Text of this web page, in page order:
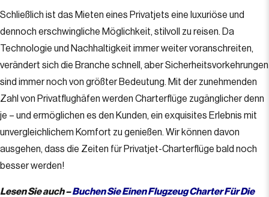
Schließlich ist das Mieten eines Privatjets eine luxuriöse und
dennoch erschwingliche Möglichkeit, stilvoll zu reisen. Da
Technologie und Nachhaltigkeit immer weiter voranschreiten,
verändert sich die Branche schnell, aber Sicherheitsvorkehrungen
sind immer noch von größter Bedeutung. Mit der zunehmenden
Zahl von Privatflughäfen werden Charterflüge zugänglicher denn
je – und ermöglichen es den Kunden, ein exquisites Erlebnis mit
unvergleichlichem Komfort zu genießen. Wir können davon
ausgehen, dass die Zeiten für Privatjet-Charterflüge bald noch
besser werden!
Lesen Sie auch –Buchen Sie Einen Flugzeug Charter Für Die